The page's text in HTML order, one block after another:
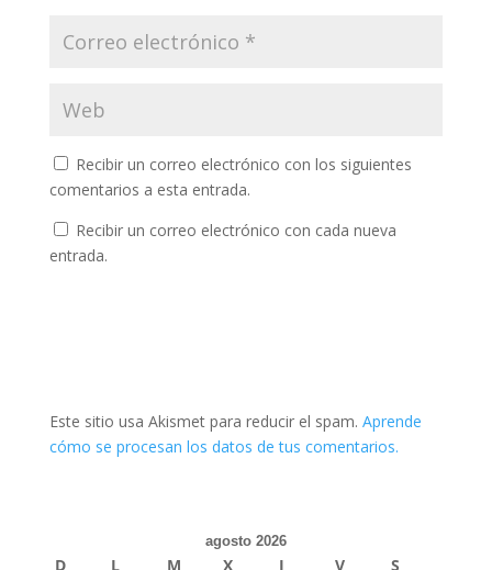
Recibir un correo electrónico con los siguientes
comentarios a esta entrada.
Recibir un correo electrónico con cada nueva
entrada.
Este sitio usa Akismet para reducir el spam. Aprende
cómo se procesan los datos de tus comentarios.
agosto 2026
D L M X J V S